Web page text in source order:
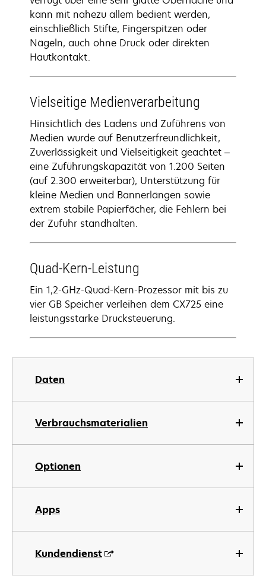
Daten
Verbrauchsmaterialien
Optionen
Apps
Kundendienst
kann mit nahezu allem bedient werden,
einschließlich Stifte, Fingerspitzen oder
Nägeln, auch ohne Druck oder direkten
Hautkontakt.
Vielseitige Medienverarbeitung
Hinsichtlich des Ladens und Zuführens von
Medien wurde auf Benutzerfreundlichkeit,
Zuverlässigkeit und Vielseitigkeit geachtet –
eine Zuführungskapazität von 1.200 Seiten
(auf 2.300 erweiterbar), Unterstützung für
kleine Medien und Bannerlängen sowie
extrem stabile Papierfächer, die Fehlern bei
der Zufuhr standhalten.
Quad-Kern-Leistung
Ein 1,2-GHz-Quad-Kern-Prozessor mit bis zu
vier GB Speicher verleihen dem CX725 eine
leistungsstarke Drucksteuerung.